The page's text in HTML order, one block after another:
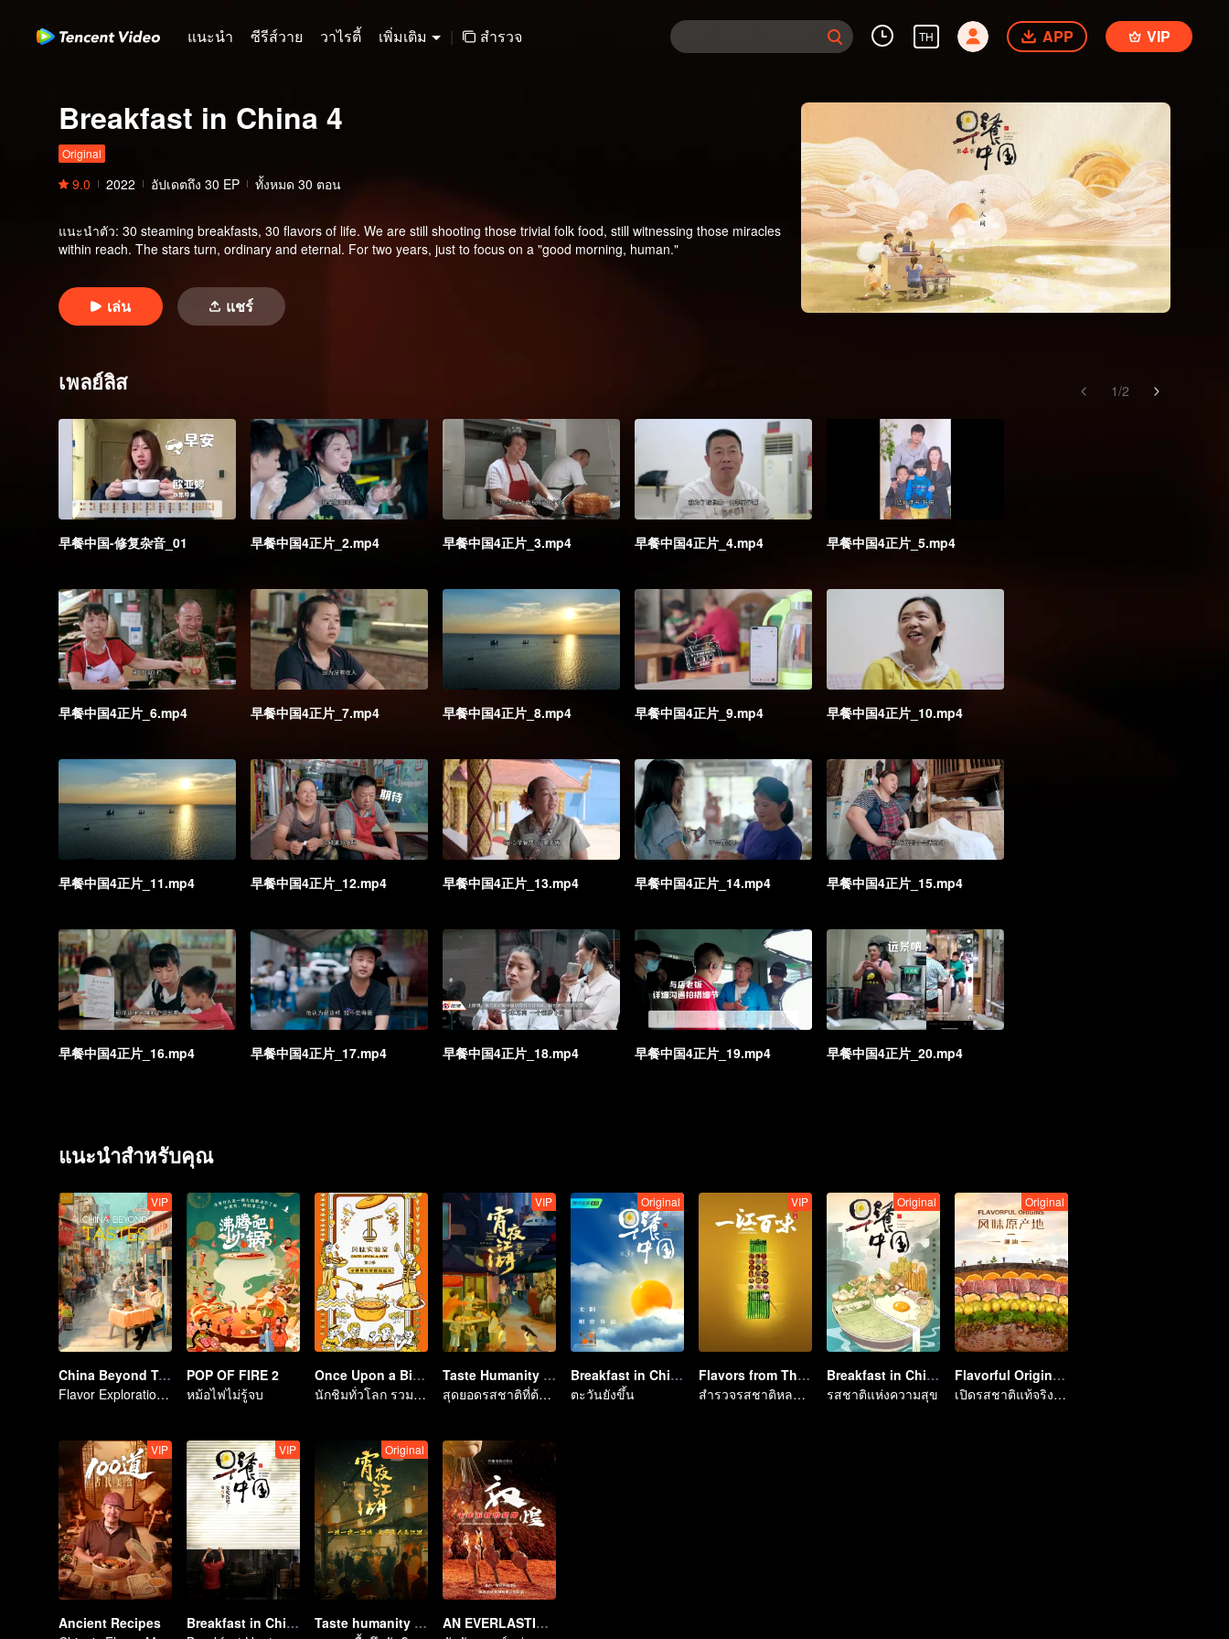
แนะนำ ซีรีส์วาย วาไรตี้ เพิ่มเติม | สำรวจ TH APP VIP
Breakfast in China 4
Original
9.0 2022 อัปเดตถึง 30 EP ทั้งหมด 30 ตอน
แนะนำตัว: 30 steaming breakfasts, 30 flavors of life. We are still shooting those trivial folk food, still witnessing those miracles
within reach. The stars turn, ordinary and eternal. For two years, just to focus on a "good morning, human."
เล่น แชร์
เพลย์ลิส 1/2
早餐中国-修复杂音_01 早餐中国4正片_2.mp4 早餐中国4正片_3.mp4 早餐中国4正片_4.mp4 早餐中国4正片_5.mp4
早餐中国4正片_6.mp4 早餐中国4正片_7.mp4 早餐中国4正片_8.mp4 早餐中国4正片_9.mp4 早餐中国4正片_10.mp4
早餐中国4正片_11.mp4 早餐中国4正片_12.mp4 早餐中国4正片_13.mp4 早餐中国4正片_14.mp4 早餐中国4正片_15.mp4
早餐中国4正片_16.mp4 早餐中国4正片_17.mp4 早餐中国4正片_18.mp4 早餐中国4正片_19.mp4 早餐中国4正片_20.mp4
แนะนำสำหรับคุณ
VIP
China Beyond Tastes
Flavor Exploration Journey of Chen Xiaoqing
POP OF FIRE 2
หม้อไฟไม่รู้จบ
Once Upon a Bite S2
นักชิมทั่วโลก รวมตัวกัน!
VIP
Taste Humanity at Night S2
สุดยอดรสชาติที่ต้องลอง
Original
Breakfast in China Ⅲ
ตะวันยังขึ้น
VIP
Flavors from The River
สำรวจรสชาติหลากหลายริมแม่น้ำจื่อ
Original
Breakfast in China
รสชาติแห่งความสุข
Original
Flavorful Origins: Chao Shan
เปิดรสชาติแท้จริงแห่งอาหารแต้จิ๋ว
VIP
Ancient Recipes
VIP
Breakfast in China 5
Original
Taste humanity at night
AN EVERLASTING DUNHUANG BANQUET